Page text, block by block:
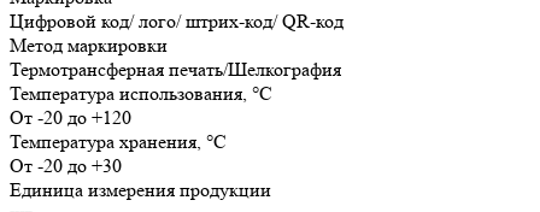
Цифровой код/ лого/ штрих-код/ QR-код
Метод маркировки
Термотрансферная печать/Шелкография
Температура использования, °C
От -20 до +120
Температура хранения, °C
От -20 до +30
Единица измерения продукции